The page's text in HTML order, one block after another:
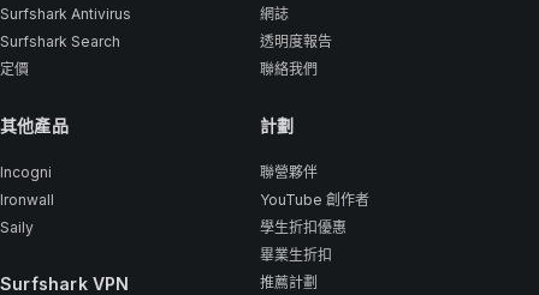
Surfshark Antivirus
Surfshark Search
定價
其他產品
Incogni
Ironwall
Saily
Surfshark VPN
網誌
透明度報告
聯絡我們
計劃
聯營夥伴
YouTube 創作者
學生折扣優惠
畢業生折扣
推薦計劃